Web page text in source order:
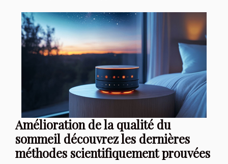
Amélioration de la qualité du
sommeil découvrez les dernières
méthodes scientifiquement prouvées